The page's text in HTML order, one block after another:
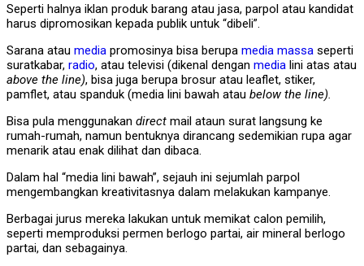
Seperti halnya iklan produk barang atau jasa, parpol atau kandidat
harus dipromosikan kepada publik untuk “dibeli”.
Sarana atau media promosinya bisa berupa media massa seperti
suratkabar, radio, atau televisi (dikenal dengan media lini atas atau
above the line), bisa juga berupa brosur atau leaflet, stiker,
pamflet, atau spanduk (media lini bawah atau below the line).
Bisa pula menggunakan direct mail ataun surat langsung ke
rumah-rumah, namun bentuknya dirancang sedemikian rupa agar
menarik atau enak dilihat dan dibaca.
Dalam hal “media lini bawah”, sejauh ini sejumlah parpol
mengembangkan kreativitasnya dalam melakukan kampanye.
Berbagai jurus mereka lakukan untuk memikat calon pemilih,
seperti memproduksi permen berlogo partai, air mineral berlogo
partai, dan sebagainya.